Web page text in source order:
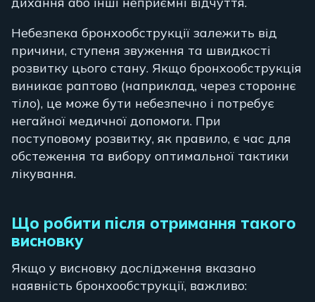
Небезпека бронхообструкції залежить від
причини, ступеня звуження та швидкості
розвитку цього стану. Якщо бронхообструкція
виникає раптово (наприклад, через стороннє
тіло), це може бути небезпечно і потребує
негайної медичної допомоги. При
поступовому розвитку, як правило, є час для
обстеження та вибору оптимальної тактики
лікування.
Що робити після отримання такого
висновку
Якщо у висновку дослідження вказано
наявність бронхообструкції, важливо: